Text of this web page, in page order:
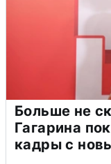
Больше не
Гагарина
кадры с